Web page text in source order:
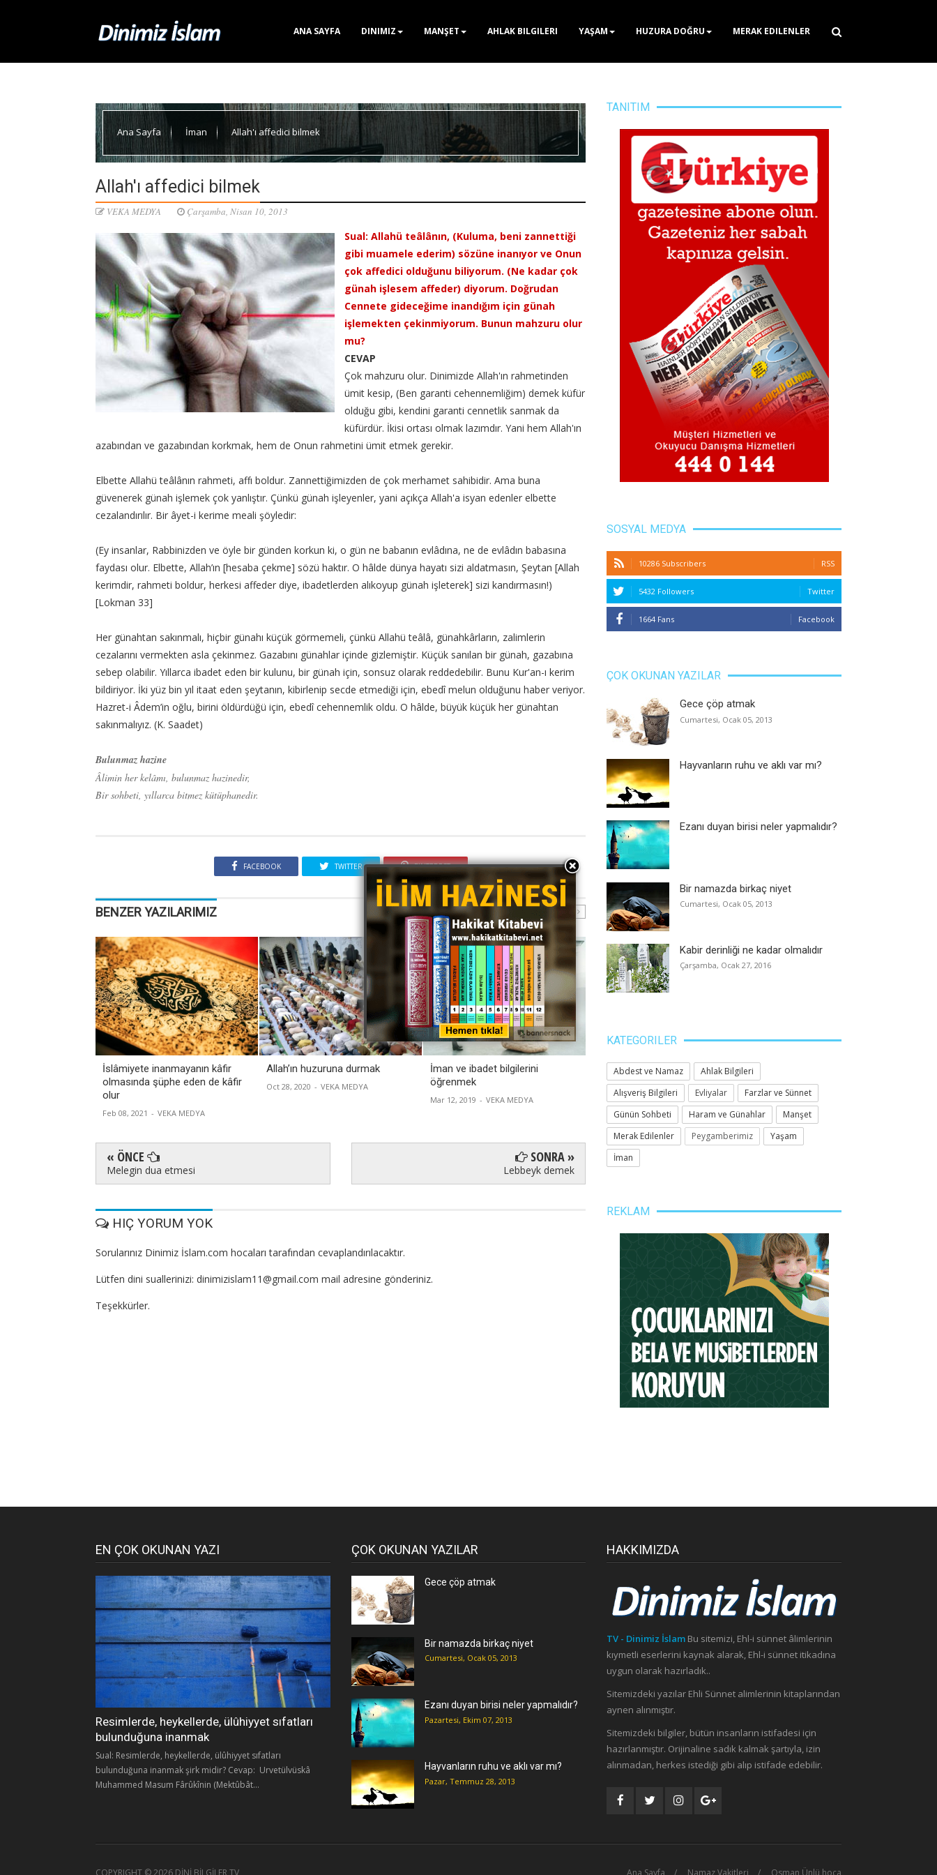
ANA SAYFA DINIMIZ MANŞET AHLAK BILGILERI YAŞAM HUZURA DOĞRU MERAK EDILENLER
Ana Sayfa İman Allah'ı affedici bilmek
Allah'ı affedici bilmek
VEKA MEDYA Çarşamba, Nisan 10, 2013
Sual: Allahü teâlânın, (Kuluma, beni zannettiği
gibi muamele ederim) sözüne inanıyor ve Onun
çok affedici olduğunu biliyorum. (Ne kadar çok
günah işlesem affeder) diyorum. Doğrudan
Cennete gideceğime inandığım için günah
işlemekten çekinmiyorum. Bunun mahzuru olur
mu?
CEVAP
Çok mahzuru olur. Dinimizde Allah'ın rahmetinden
ümit kesip, (Ben garanti cehennemliğim) demek küfür
olduğu gibi, kendini garanti cennetlik sanmak da
küfürdür. İkisi ortası olmak lazımdır. Yani hem Allah'ın
azabından ve gazabından korkmak, hem de Onun rahmetini ümit etmek gerekir.
Elbette Allahü teâlânın rahmeti, affı boldur. Zannettiğimizden de çok merhamet sahibidir. Ama buna
güvenerek günah işlemek çok yanlıştır. Çünkü günah işleyenler, yani açıkça Allah'a isyan edenler elbette
cezalandırılır. Bir âyet-i kerime meali şöyledir:
(Ey insanlar, Rabbinizden ve öyle bir günden korkun ki, o gün ne babanın evlâdına, ne de evlâdın babasına
faydası olur. Elbette, Allah’ın [hesaba çekme] sözü haktır. O hâlde dünya hayatı sizi aldatmasın, Şeytan [Allah
kerimdir, rahmeti boldur, herkesi affeder diye, ibadetlerden alıkoyup günah işleterek] sizi kandırmasın!)
[Lokman 33]
Her günahtan sakınmalı, hiçbir günahı küçük görmemeli, çünkü Allahü teâlâ, günahkârların, zalimlerin
cezalarını vermekten asla çekinmez. Gazabını günahlar içinde gizlemiştir. Küçük sanılan bir günah, gazabına
sebep olabilir. Yıllarca ibadet eden bir kulunu, bir günah için, sonsuz olarak reddedebilir. Bunu Kur'an-ı kerim
bildiriyor. İki yüz bin yıl itaat eden şeytanın, kibirlenip secde etmediği için, ebedî melun olduğunu haber veriyor.
Hazret-i Âdem’in oğlu, birini öldürdüğü için, ebedî cehennemlik oldu. O hâlde, büyük küçük her günahtan
sakınmalıyız. (K. Saadet)
Bulunmaz hazine
Âlimin her kelâmı, bulunmaz hazinedir,
Bir sohbeti, yıllarca bitmez kütüphanedir.
FACEBOOK TWITTER PINTEREST
BENZER YAZILARIMIZ
İslâmiyete inanmayanın kâfir
olmasında şüphe eden de kâfir
olur
Feb 08, 2021 - VEKA MEDYA
Allah’ın huzuruna durmak
Oct 28, 2020 - VEKA MEDYA
İman ve ibadet bilgilerini
öğrenmek
Mar 12, 2019 - VEKA MEDYA
Yaratılanlar, tesadüfen
yaratılmamıştır
Jul 08, 2018 - VEKA MEDYA
yükseltmesi
Jun 23, 2018 - VEKA MEDYA
« ÖNCE
Melegin dua etmesi
SONRA »
Lebbeyk demek
HIÇ YORUM YOK
Sorularınız Dinimiz İslam.com hocaları tarafından cevaplandırılacaktır.
Lütfen dini suallerinizi: dinimizislam11@gmail.com mail adresine gönderiniz.
Teşekkürler.
TANITIM
SOSYAL MEDYA
10286 Subscribers RSS
5432 Followers Twitter
1664 Fans Facebook
ÇOK OKUNAN YAZILAR
Gece çöp atmak
Cumartesi, Ocak 05, 2013
Hayvanların ruhu ve aklı var mı?
Ezanı duyan birisi neler yapmalıdır?
Bir namazda birkaç niyet
Cumartesi, Ocak 05, 2013
Kabir derinliği ne kadar olmalıdır
Çarşamba, Ocak 27, 2016
KATEGORILER
Abdest ve Namaz
Ahlak Bilgileri
Alışveriş Bilgileri
Evliyalar
Farzlar ve Sünnet
Günün Sohbeti
Haram ve Günahlar
Manşet
Merak Edilenler
Peygamberimiz
Yaşam
İman
REKLAM
EN ÇOK OKUNAN YAZI
Resimlerde, heykellerde, ülûhiyyet sıfatları
bulunduğuna inanmak
Sual: Resimlerde, heykellerde, ülûhiyyet sıfatları
bulunduğuna inanmak şirk midir? Cevap: Urvetülvüskâ
Muhammed Masum Fârûkînin (Mektûbât...
ÇOK OKUNAN YAZILAR
Gece çöp atmak
Bir namazda birkaç niyet
Cumartesi, Ocak 05, 2013
Ezanı duyan birisi neler yapmalıdır?
Pazartesi, Ekim 07, 2013
Hayvanların ruhu ve aklı var mı?
Pazar, Temmuz 28, 2013
HAKKIMIZDA
TV - Dinimiz İslam Bu sitemizi, Ehl-i sünnet âlimlerinin
kıymetli eserlerini kaynak alarak, Ehl-i sünnet itikadına
uygun olarak hazırladık..
Sitemizdeki yazılar Ehli Sünnet alimlerinin kitaplarından
aynen alınmıştır.
Sitemizdeki bilgiler, bütün insanların istifadesi için
hazırlanmıştır. Orijinaline sadık kalmak şartıyla, izin
alınmadan, herkes istediği gibi alıp istifade edebilir.
COPYRIGHT © 2026 DİNİ BİLGİLER TV Ana Sayfa Namaz Vakitleri Osman Ünlü hoca